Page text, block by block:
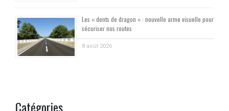
Les « dents de dragon » : nouvelle arme visuelle pour
sécuriser nos routes
8 août 2026
Catégories